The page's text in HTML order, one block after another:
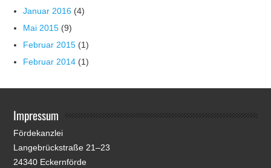
Januar 2016 (4)
Mai 2015 (9)
Februar 2015 (1)
Februar 2014 (1)
Impressum
Fördekanzlei
Langebrückstraße 21–23
24340 Eckernförde